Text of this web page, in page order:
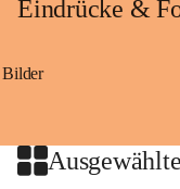
Eindrücke &
Bilder